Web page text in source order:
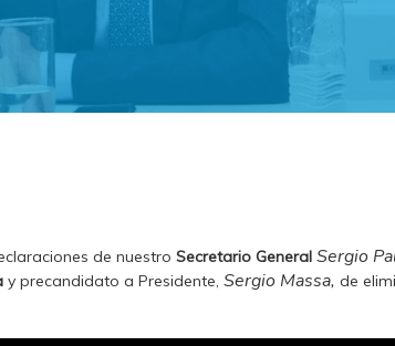
de nuestroSecretario General Sergio
y precandidato a Presidente,Sergio Massa, de